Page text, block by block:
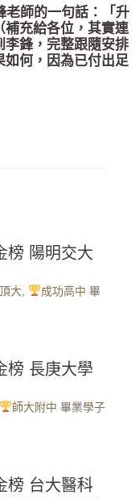
師的一句話：「升
補充給各位，其實連
李鋒，完整跟隨安排
何，因為已付出足
榜 陽明交大
頂大
成功高中 畢
榜 長庚大學
師大附中 畢業學子
榜 台大醫科